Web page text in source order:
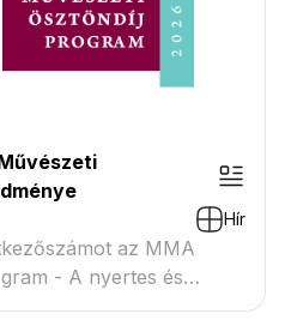
Hír
az MMA
- A nyertes és
megtekinthető a